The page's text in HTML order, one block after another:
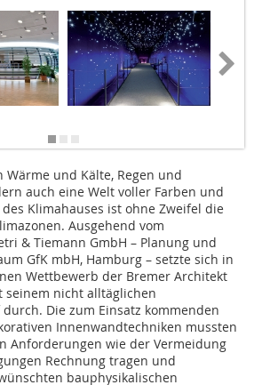
und Kälte, Regen und
auch eine Welt voller Farben und
Klimahauses ist ohne Zweifel die
Ausgehend vom
& Tiemann GmbH – Planung und
GfK mbH, Hamburg – setzte sich in
Wettbewerb der Bremer Architekt
seinem nicht alltäglichen
Die zum Einsatz kommenden
Innenwandtechniken mussten
Anforderungen wie der Vermeidung
Rechnung tragen und
bauphysikalischen